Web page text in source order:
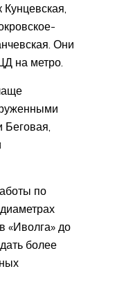
Они
на метро.
по
«Иволга» до
более